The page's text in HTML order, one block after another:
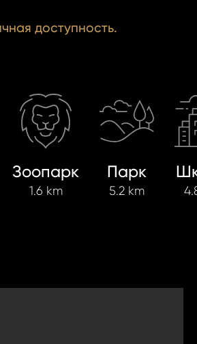
доступность.
Зоопарк
1.6 km
Парк
5.2 km